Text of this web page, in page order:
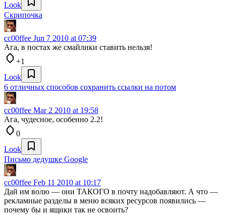
Look
Скрипочка
cc00ffee Jun 7 2010 at 07:39
Ага, в постах же смайлики ставить нельзя!
+1
Look
6 отличных способов сохранить ссылки на потом
cc00ffee Mar 2 2010 at 19:58
Ага, чудесное, особенно 2.2!
0
Look
Письмо дедушке Google
cc00ffee Feb 11 2010 at 10:17
Дай им волю — они ТАКОГО в почту надобавляют. А что —
рекламные разделы в меню всяких ресурсов появились —
почему бы и ящики так не освоить?